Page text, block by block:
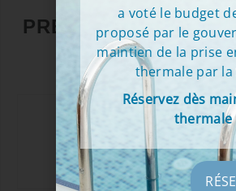
PRENEZ CONTACT
05 58 58 71
28 Cours de Verdun,
a voté le budget
proposé par le
maintien de la prise
thermale par la
Réservez dès
thermale